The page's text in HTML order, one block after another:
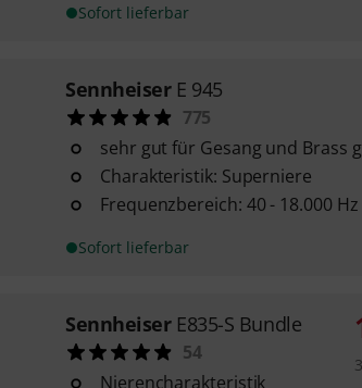
Sofort lieferbar
Sennheiser E 945
775
sehr gut für Gesang und Brass
Charakteristik: Superniere
Frequenzbereich: 40 - 18.000 Hz
Sofort lieferbar
Sennheiser E835-S Bundle
54
Nierencharakteristik